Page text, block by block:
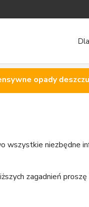
opady
wszystkie niezbędne
zagadnień